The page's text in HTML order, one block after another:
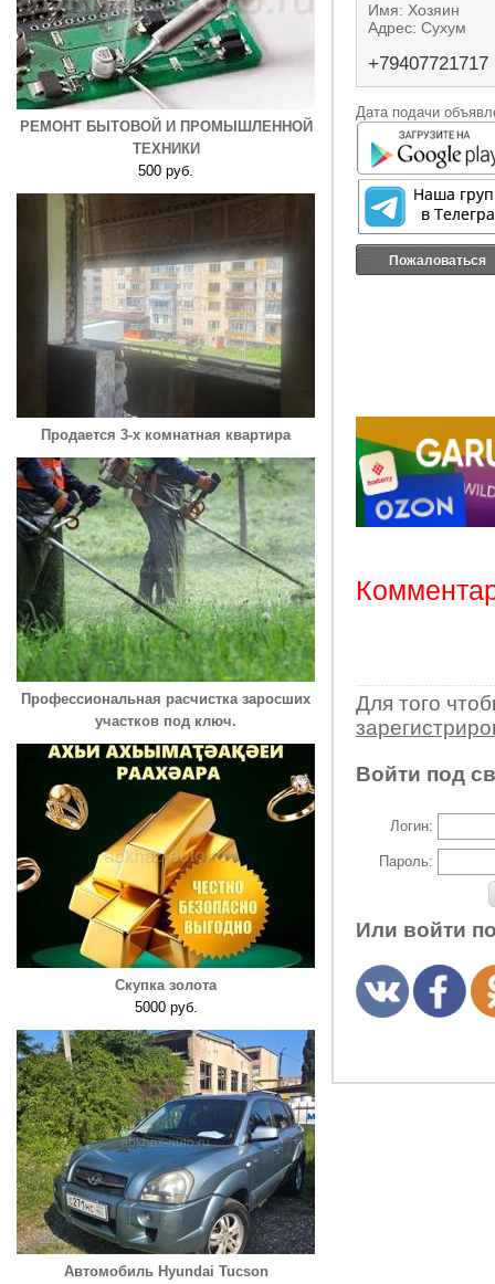
РЕМОНТ БЫТОВОЙ И ПРОМЫШЛЕННОЙ
ТЕХНИКИ
500 руб.
Продается 3-х комнатная квартира
Профессиональная расчистка заросших
участков под ключ.
Скупка золота
5000 руб.
Автомобиль Hyundai Tucson
Имя: Хозяин
Адрес: Сухум
+79407721717
Дата подачи
Пожаловаться
Для того
Войти под
Логин:
Пароль:
Или войти